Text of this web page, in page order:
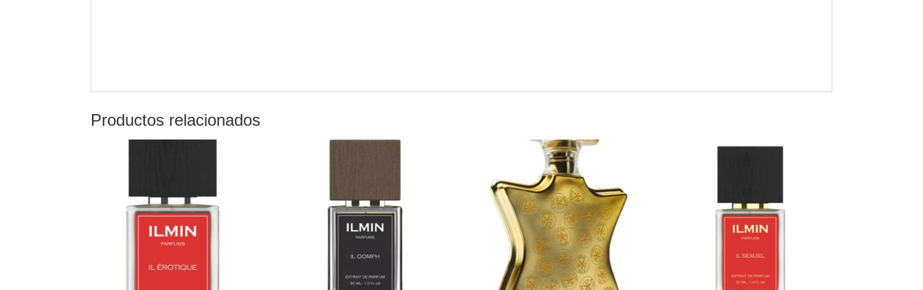
Productos relacionados